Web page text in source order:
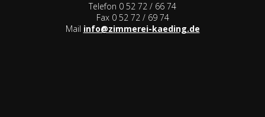
Telefon 0 52 72 / 66 74
Fax 0 52 72 / 69 74
Mail info@zimmerei-kaeding.de